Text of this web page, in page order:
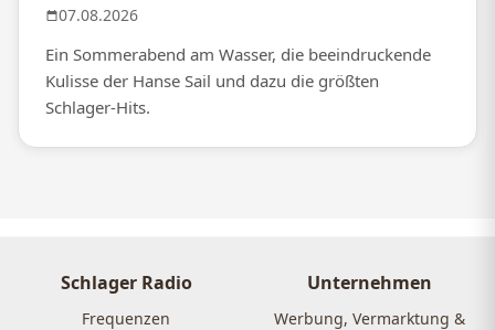
07.08.2026
Ein Sommerabend am Wasser, die beeindruckende
Kulisse der Hanse Sail und dazu die größten
Schlager-Hits.
Schlager Radio
Frequenzen
Unternehmen
Werbung, Vermarktung &